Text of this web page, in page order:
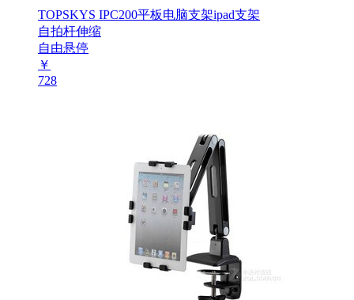
TOPSKYS IPC200平板电脑支架ipad支架
自拍杆伸缩
自由悬停
￥
728